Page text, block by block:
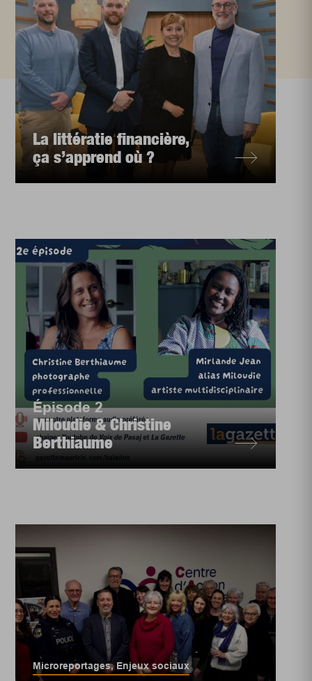
La littératie financière,
ça s’apprend où ?
Épisode 2
Miloudie & Christine
Berthiaume
Microreportages,Enjeux sociaux